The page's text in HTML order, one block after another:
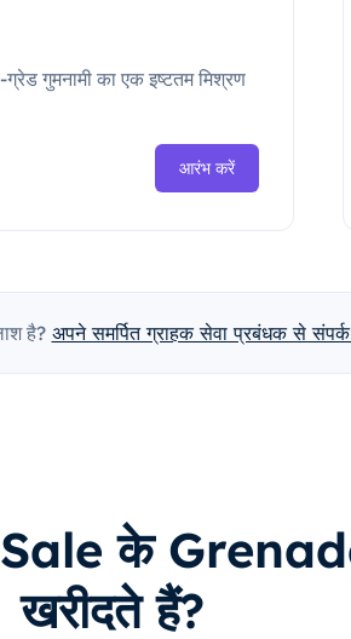
गुमनामी का एक इष्टतम मिश्रण
आरंभ करें
है? अपने समर्पित ग्राहक सेवा प्रबंधक से
के Grenada
खरीदते हैं?